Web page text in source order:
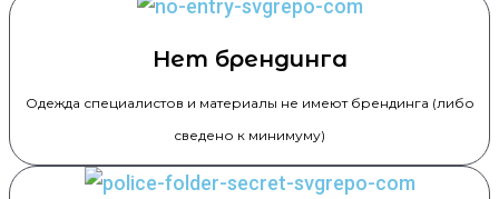
Нет брендинга
Одежда специалистов и материалы не имеют брендинга (либо
сведено к минимуму)